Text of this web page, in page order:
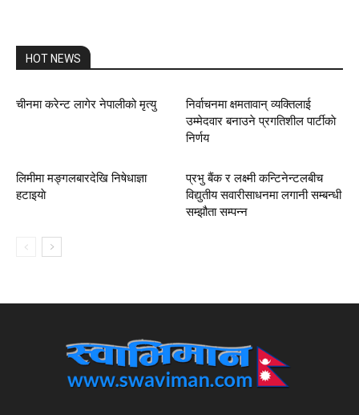
HOT NEWS
चीनमा करेन्ट लागेर नेपालीको मृत्यु
निर्वाचनमा क्षमतावान् व्यक्तिलाई
उम्मेदवार बनाउने प्रगतिशील पार्टीकाे
निर्णय
लिमीमा मङ्गलबारदेखि निषेधाज्ञा
हटाइयाे
प्रभु बैंक र लक्ष्मी कन्टिनेन्टलबीच
विद्युतीय सवारीसाधनमा लगानी सम्बन्धी
सम्झौता सम्पन्न